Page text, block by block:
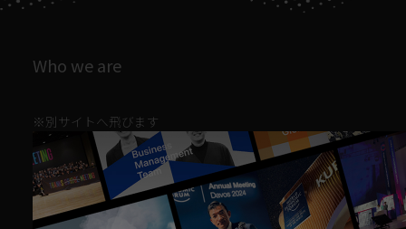
Who we are
※別サイトへ飛びます